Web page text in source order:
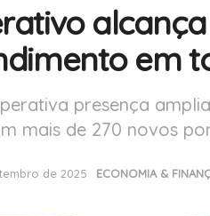
em
presença
mais de 270 novos
de 2025 ECONOMIA &